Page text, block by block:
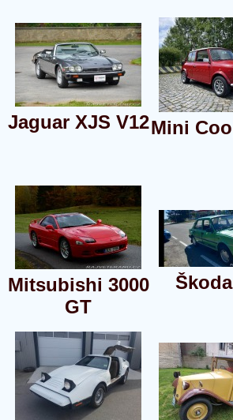
Jaguar XJS V12Mini
Mitsubishi 3000
GT